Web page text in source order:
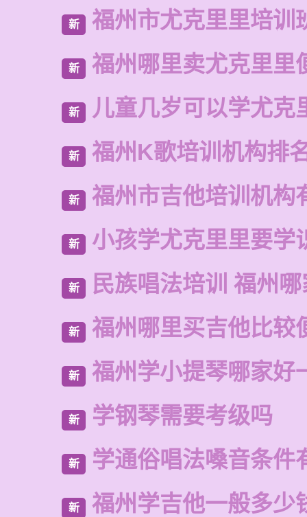
新 福州市尤克里里培训
新 福州哪里卖尤克里里
新 儿童几岁可以学尤克
新 福州K歌培训机构排
新 福州市吉他培训机构
新 小孩学尤克里里要学
新 民族唱法培训 福州
新 福州哪里买吉他比较
新 福州学小提琴哪家好
新 学钢琴需要考级吗
新 学通俗唱法嗓音条件
新 福州学吉他一般多少